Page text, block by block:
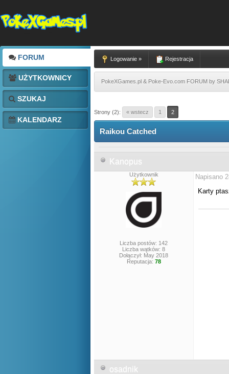
FORUM
UŻYTKOWNICY
SZUKAJ
KALENDARZ
Logowanie » Rejestracja
PokeXGames.pl & Poke-Evo.com FORUM by
Strony (2): « wstecz 1 2
Raikou Catched
Kanopus
Użytkownik
Liczba postów: 142
Liczba wątków: 8
Dołączył: May 2018
Reputacja: 78
Napisano
Karty
osadnik